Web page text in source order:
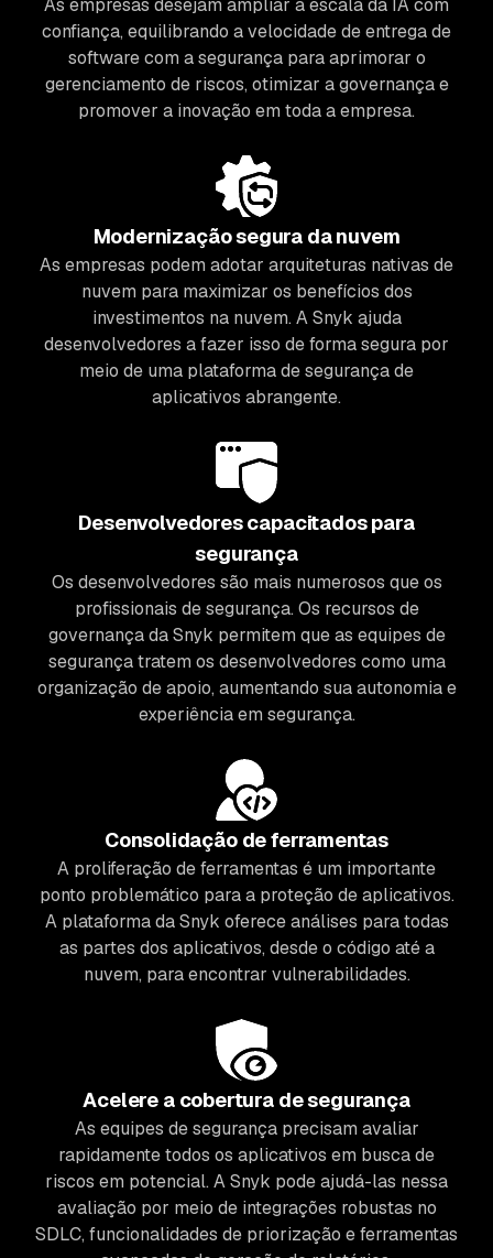
As empresas desejam ampliar a escala da IA com
confiança, equilibrando a velocidade de entrega de
software com a segurança para aprimorar o
gerenciamento de riscos, otimizar a governança e
promover a inovação em toda a empresa.
Modernização segura da nuvem
As empresas podem adotar arquiteturas nativas de
nuvem para maximizar os benefícios dos
investimentos na nuvem. A Snyk ajuda
desenvolvedores a fazer isso de forma segura por
meio de uma plataforma de segurança de
aplicativos abrangente.
Desenvolvedores capacitados para
segurança
Os desenvolvedores são mais numerosos que os
profissionais de segurança. Os recursos de
governança da Snyk permitem que as equipes de
segurança tratem os desenvolvedores como uma
organização de apoio, aumentando sua autonomia e
experiência em segurança.
Consolidação de ferramentas
A proliferação de ferramentas é um importante
ponto problemático para a proteção de aplicativos.
A plataforma da Snyk oferece análises para todas
as partes dos aplicativos, desde o código até a
nuvem, para encontrar vulnerabilidades.
Acelere a cobertura de segurança
As equipes de segurança precisam avaliar
rapidamente todos os aplicativos em busca de
riscos em potencial. A Snyk pode ajudá-las nessa
avaliação por meio de integrações robustas no
SDLC, funcionalidades de priorização e ferramentas